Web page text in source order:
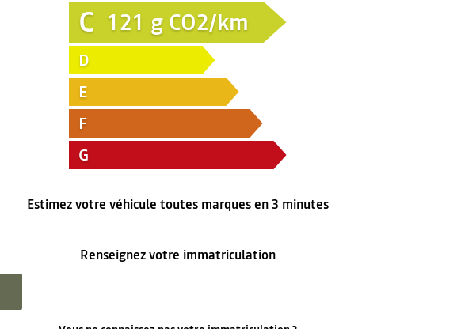
C 121 g CO2/km
D
E
F
G
Estimez votre véhicule toutes marques en 3 minutes
Renseignez votre immatriculation